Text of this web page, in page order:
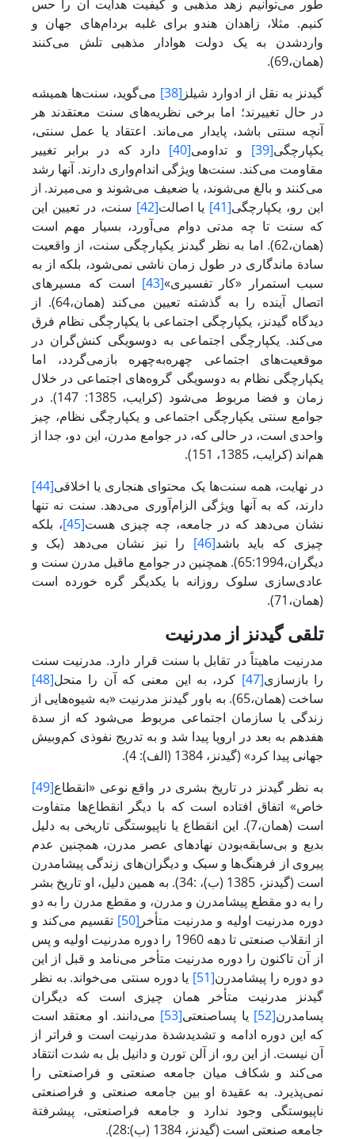
طور می‌توانیم زهد مذهبی و کیفیت هدایت آن را حس
کنیم. مثلا، زاهدان هندو برای غلبه بردام‌های جهان و
واردشدن به یک دولت هوادار مذهبی تلش می‌کنند
(همان،69).
گیدنز به نقل از ادوارد شیلز [38]
می‌گوید، سنت‌ها همیشه
در حال تغییرند؛ اما برخی نظریه‌های سنت معتقدند هر
آنچه سنتی باشد، پایدار می‌ماند. اعتقاد یا عمل سنتی،
یکپارچگی[39] و تداومی[40]
دارد که در برابر تغییر
مقاومت می‌کند. سنت‌ها ویژگی اندام‌واری دارند. آنها رشد
می‌کنند و بالغ می‌شوند، یا ضعیف می‌شوند و می‌میرند. از
این رو، یکپارچگی[41] یا اصالت[42]
سنت، در تعیین این
که سنت تا چه مدتی دوام می‌آورد، بسیار مهم‌ است
(همان،62). اما به نظر گیدنز یکپارچگی سنت، از واقعیت
سادة ماندگاری در طول زمان ناشی نمی‌شود، بلکه از به
سبب استمرار «کار تفسیری»[43]
است که مسیرهای
اتصال آینده را به گذشته تعیین می‌کند (همان،64). از
دیدگاه گیدنز، یکپارچگی اجتماعی با یکپارچگی نظام فرق
می‌کند. یکپارچگی اجتماعی به دوسویگی کنش‌گران در
موقعیت‌های اجتماعی چهره‌به‌چهره بازمی‌گردد، اما
یکپارچگی نظام به دوسویگی گروه‌های اجتماعی در خلال
زمان و فضا مربوط می‌شود (کرایب، 1385: 147). در
جوامع سنتی یکپارچگی اجتماعی و یکپارچگی نظام، چیز
واحدی است، در حالی که، در جوامع مدرن، این دو، جدا از
هم‌اند (کرایب، 1385، 151).
در نهایت، همه سنت‌ها یک محتوای هنجاری یا اخلاقی[44]
دارند، که به آنها ویژگی الزام‌آوری می‌دهد. سنت نه تنها
نشان می‌دهد که در جامعه، چه چیزی هست[45]
، بلکه
چیزی که باید باشد[46]
را نیز نشان می‌دهد (بک و
دیگران،65:1994). همچنین در جوامع ماقبل مدرن سنت و
عادی‌سازی سلوک روزانه با یکدیگر گره خورده است
(همان،71).
تلقی گیدنز از مدرنیت
مدرنیت ماهیتاً در تقابل با سنت قرار دارد. مدرنیت سنت
را بازسازی[47] کرد، به این معنی که آن را منحل[48]
ساخت (همان،65). به باور گیدنز مدرنیت «به شیوه‌هایی از
زندگی یا سازمان اجتماعی مربوط می‌شود که از سدة
هفدهم به بعد در اروپا پیدا شد و به تدریج نفوذی کم‌وبیش
جهانی پیدا کرد» (گیدنز، 1384 (الف): 4).
به نظر گیدنز در تاریخ بشری در واقع نوعی «انقطاع[49]
خاص» اتفاق افتاده است که با دیگر انقطاع‌ها متفاوت
است (همان،7). این انقطاع یا ناپیوستگی تاریخی به دلیل
بدیع و بی‌سابقه‌بودن نهادهای عصر مدرن، همچنین عدم
پیروی از فرهنگ‌ها و سبک و دیگران‌های زندگی پیشامدرن
است (گیدنز، 1385 (ب)، :34). به همین دلیل، او تاریخ بشر
را به دو مقطع پیشامدرن و مدرن، و مقطع مدرن را به دو
دوره مدرنیت اولیه و مدرنیت متأخر [50]
تقسیم می‌کند و
از انقلاب صنعتی تا دهه 1960 را دوره مدرنیت اولیه و پس
از آن تاکنون را دوره مدرنیت متأخر می‌نامد و قبل از این
دو دوره را پیشامدرن[51]
یا دوره سنتی می‌خواند. به نظر
گیدنز مدرنیت متأخر همان چیزی است که دیگران
پسامدرن[52] یا پساصنعتی[53]
می‌دانند. او معتقد است
که این دوره ادامه و تشدیدشدة مدرنیت است و فراتر از
آن نیست. از این رو، از آلن تورن و دانیل بل به شدت انتقاد
می‌کند و شکاف میان جامعه صنعتی و فراصنعتی را
نمی‌پذیرد. به عقیدة او بین جامعه صنعتی و فراصنعتی
ناپیوستگی وجود ندارد و جامعه فراصنعتی، پیشرفتة
جامعه صنعتی است (گیدنز، 1384 (ب):28).